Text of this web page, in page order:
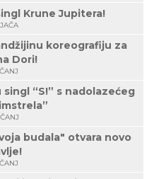
Krune Jupitera!
koreografiju za
Dori!
“S!” s nadolazećeg
budala" otvara novo